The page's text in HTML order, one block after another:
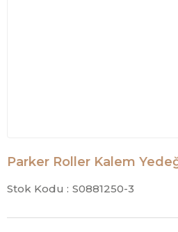
Parker Roller Kalem
Stok Kodu : S0881250-3